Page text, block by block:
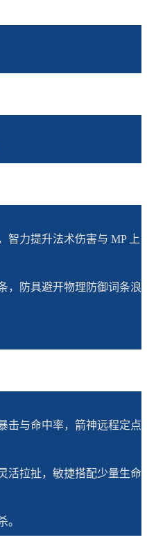
智力提升法术伤害与 MP 上
，防具避开物理防御词条浪
击与命中率，箭神远程定点
活拉扯，敏捷搭配少量生命
。